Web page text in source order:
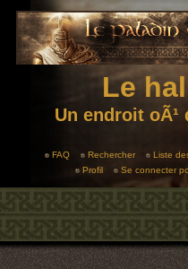
Le
Un endroit
FAQ Rechercher
Liste
Profil
Se connecter